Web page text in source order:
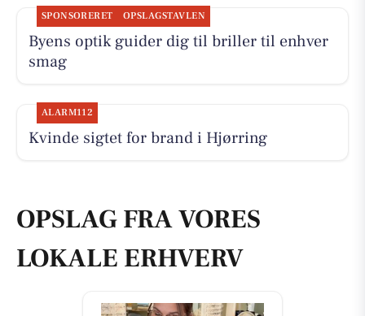
SPONSORERET OPSLAGSTAVLEN
Byens optik guider dig til briller til enhver
smag
ALARM112
Kvinde sigtet for brand i Hjørring
OPSLAG FRA VORES
LOKALE ERHVERV